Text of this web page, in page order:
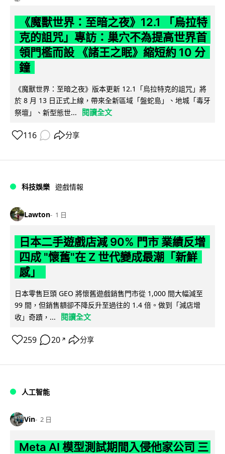
《魔獸世界：至暗之夜》12.1 「烏拉特
克的詛咒」專訪：巢穴不為提高世界首
領門檻而設 《諸王之眠》縮短約 10 分
鐘
《魔獸世界：至暗之夜》版本更新 12.1「烏拉特克的詛咒」將
於 8 月 13 日正式上線，帶來全新區域「盤蛇島」、地城「毒牙
祭壇」、新型態世...
閱讀全文
116 分享
科技娛樂 遊戲情報
Lawton 1 日
日本二手遊戲店減 90% 門市 業績反增
四成 "懷舊"在 Z 世代變成最潮「新鮮
感」
日本零售巨頭 GEO 將懷舊遊戲銷售門市從 1,000 間大幅減至
99 間，但銷售額卻不降反升至過往的 1.4 倍。做到「減店增
收」奇蹟，...
閱讀全文
259 20 ↗ 分享
人工智能
Vin 2 日
Meta AI 模型測試期間入侵他家公司 三